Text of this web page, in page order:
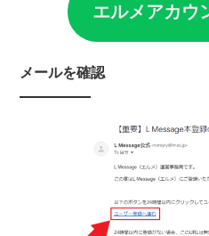
エルメアカウ
メールを確認